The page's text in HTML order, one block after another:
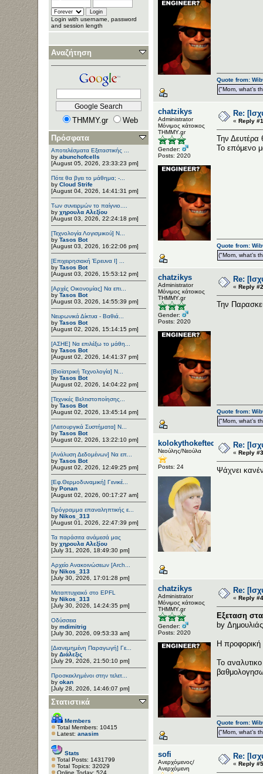
Login with username, password
and session length
Αναζήτηση
THMMY.gr
Web
Πρόσφατα
Αποτελέσματα Εξεταστικής ...
by abunchofcells
[August 05, 2026, 23:33:23 pm]
Πότε θα βγει το μάθημα; -...
by Cloud Strife
[August 04, 2026, 14:41:31 pm]
Των συνειρμών το παίγνιο....
by χηρουλα Αλεξίου
[August 03, 2026, 22:24:18 pm]
[Τεχνολογία Λογισμικού] Ν...
by Tasos Bot
[August 03, 2026, 16:22:06 pm]
[Επιχειρησιακή Έρευνα Ι] ...
by Tasos Bot
[August 03, 2026, 15:53:12 pm]
[Αρχές Οικονομίας] Να επι...
by Tasos Bot
[August 03, 2026, 14:55:39 pm]
Νευρωνικά Δίκτυα - Βαθιά...
by Tasos Bot
[August 02, 2026, 15:14:15 pm]
[ΑΣΗΕ] Να επιλέξω το μάθη...
by Tasos Bot
[August 02, 2026, 14:41:37 pm]
[Βιοϊατρική Τεχνολογία] Ν...
by Tasos Bot
[August 02, 2026, 14:04:22 pm]
[Τεχνικές Βελτιστοποίησης...
by Tasos Bot
[August 02, 2026, 13:45:14 pm]
[Λειτουργικά Συστήματα] Ν...
by Tasos Bot
[August 02, 2026, 13:22:10 pm]
[Ανάλυση Δεδομένων] Να επ...
by Tasos Bot
[August 02, 2026, 12:49:25 pm]
[Εφ.Θερμοδυναμική] Γενικέ...
by Ponan
[August 02, 2026, 00:17:27 am]
Πρόγραμμα επαναληπτικής ε...
by Nikos_313
[August 01, 2026, 22:47:39 pm]
Τα παράσιτα ανάμεσά μας
by χηρουλα Αλεξίου
[July 31, 2026, 18:49:30 pm]
Αρχείο Ανακοινώσεων [Arch...
by Nikos_313
[July 30, 2026, 17:01:28 pm]
Μεταπτυχιακό στο EPFL
by Nikos_313
[July 30, 2026, 14:24:35 pm]
Οδύσσεια
by mdimitrig
[July 30, 2026, 09:53:33 am]
[Διανεμημένη Παραγωγή] Γε...
by Διάλεξις
[July 29, 2026, 21:50:10 pm]
Προσκεκλημένοι στην τελετ...
by okan
[July 28, 2026, 14:46:07 pm]
Στατιστικά
Members
Total Members: 10415
Latest: anasim
Stats
Total Posts: 1431799
Total Topics: 32029
Online Today: 524
Quote from:
("Mom, what’s
chatzikys
Administrator
Μόνιμος κάτοικος
ΤΗΜΜΥ.gr
Gender:
Posts: 2020
Re:
« Reply
Την Δευτέρα
Το επόμενο
Quote from:
("Mom, what’s
chatzikys
Administrator
Μόνιμος κάτοικος
ΤΗΜΜΥ.gr
Gender:
Posts: 2020
Re:
« Reply
Την
Quote from:
("Mom, what’s
kolokythokeftedakia
Νεούλης/Νεούλα
Posts: 24
Re:
« Reply
Ψάχνει
chatzikys
Administrator
Μόνιμος κάτοικος
ΤΗΜΜΥ.gr
Gender:
Posts: 2020
Re:
« Reply
Εξεταση
by
Η προφορική
Το
Quote from:
("Mom, what’s
sofi
Ανερχόμενος/
Ανερχόμενη
Re:
« Reply